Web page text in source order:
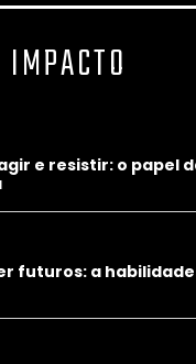
IMPACTO
e resistir: o papel
futuros: a